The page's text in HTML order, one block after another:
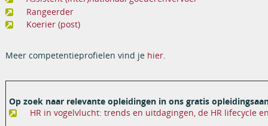
Rangeerder
Koerier (post)
Meer competentieprofielen vind je hier.
Op zoek naar relevante opleidingen in ons gratis
HR in vogelvlucht: trends en uitdagingen, de HR lifecycle